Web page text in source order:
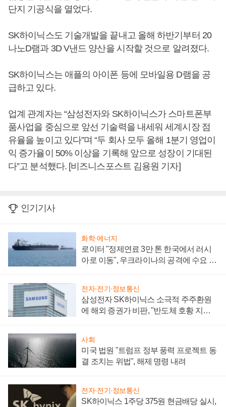
단지 기공식을 열었다.
SK하이닉스도 기술개발을 끝내고 올해 하반기부터 20
나노D램과 3D V낸드 양산을 시작할 것으로 알려졌다.
SK하이닉스는 애플의 아이폰 등에 모바일용 D램을 공
급하고 있다.
업계 관계자는 “삼성전자와 SK하이닉스가 스마트폰부
품사업을 중심으로 앞선 기술력을 내세워 세계시장 점
유율을 높이고 있다”며 “두 회사 모두 올해 1분기 영업이
익 증가율이 50% 이상을 기록해 앞으로 성장이 기대된
다”고 분석했다. [비즈니스포스트 김용원 기자]
인기기사
화학·에너지
로이터 "정제연료 3만 톤 한국에서 러시
아로 이동", 우크라이나의 공격에 수요 늘
전자·전기·정보통신
삼성전자 SK하이닉스 소극적 주주환원
에 해외 증권가 비판, "반도체 호황 지속
사회
미국 법원 "트럼프 정부 풍력 프로젝트 동
결 조치는 위법", 해제 명령 내려
전자·전기·정보통신
SK하이닉스 1주당 375원 현금배당 실시,